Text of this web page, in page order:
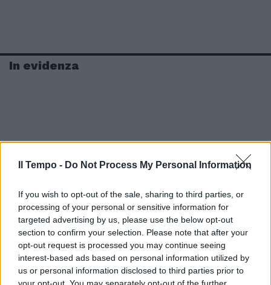
Il Tempo - Do Not Process My Personal Information
If you wish to opt-out of the sale, sharing to third parties, or
processing of your personal or sensitive information for
targeted advertising by us, please use the below opt-out
section to confirm your selection. Please note that after your
opt-out request is processed you may continue seeing
interest-based ads based on personal information utilized by
us or personal information disclosed to third parties prior to
your opt-out. You may separately opt-out of the further
In evidenza